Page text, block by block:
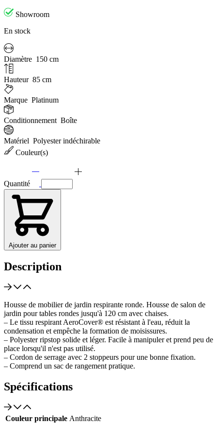
Showroom
En stock
Diamètre 150 cm
Hauteur 85 cm
Marque Platinum
Conditionnement Boîte
Matériel Polyester indéchirable
Couleur(s)
Quantité
Ajouter au panier
Description
Housse de mobilier de jardin respirante ronde. Housse de salon de
jardin pour tables rondes jusqu'à 120 cm avec chaises.
– Le tissu respirant AeroCover® est résistant à l'eau, réduit la
condensation et empêche la formation de moisissures.
– Polyester ripstop solide et léger. Facile à manipuler et prend peu de
place lorsqu'il n'est pas utilisé.
– Cordon de serrage avec 2 stoppeurs pour une bonne fixation.
– Comprend un sac de rangement pratique.
Spécifications
Couleur principale Anthracite